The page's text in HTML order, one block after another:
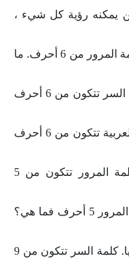
يمكنه رؤية كل شيء ،
اللغز: لون من الألوان. تتكون كلمة المرور من 6 أحرف. ما
اللغز: منذ الأشهر الميلادية كلمة السر تتكون من 6 أحرف
اللغز: كلمة السر من العواصم العربية تتكون من 6 أحرف
اللغز: من بين أسماء الأولاد كلمة المرور تتكون من 5
لغز: حشرة مثل البعوضة. كلمة المرور 5 أحرف فما هي؟
اللغز: من العلم ، وهو الميثولوجيا. كلمة السر تتكون من 9